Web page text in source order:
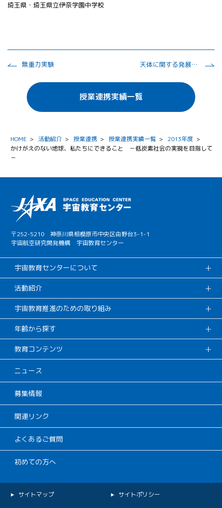
埼玉県・埼玉県立伊奈学園中学校
無重力実験 天体に関する発展的学習と、最新の宇宙科学技術について
授業連携実績一覧
HOME > 活動紹介 > 授業連携 > 授業連携実績一覧 > 2013年度 >
かけがえのない地球、私たちにできること －低炭素社会の実現を目指して
－
〒252-5210 神奈川県相模原市中央区由野台3-1-1
宇宙航空研究開発機構 宇宙教育センター
宇宙教育センターについて
活動紹介
宇宙教育推進のための取り組み
年齢から探す
教育コンテンツ
ニュース
募集情報
関連リンク
よくあるご質問
初めての方へ
サイトマップ サイトポリシー